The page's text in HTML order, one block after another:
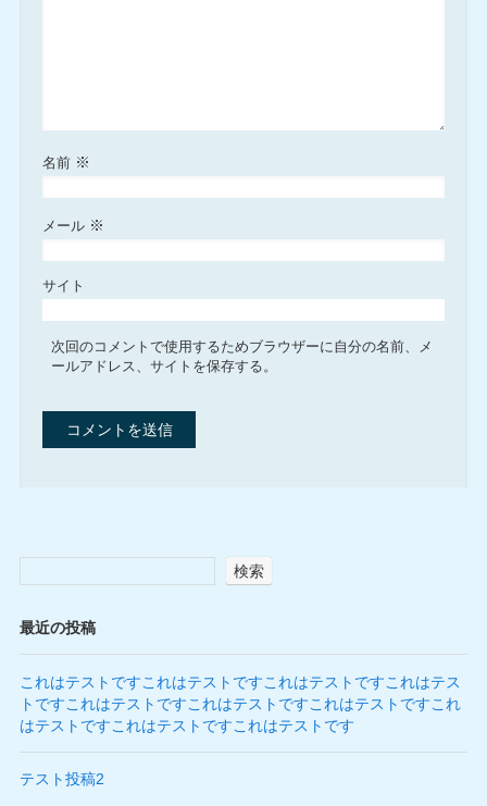
名前 ※
メール ※
サイト
次回のコメントで使用するためブラウザーに自分の名前、メ
ールアドレス、サイトを保存する。
検索
最近の投稿
これはテストですこれはテストですこれはテストですこれはテス
トですこれはテストですこれはテストですこれはテストですこれ
はテストですこれはテストですこれはテストです
テスト投稿2